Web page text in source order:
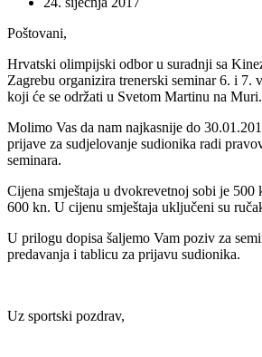
Poštovani,
Hrvatski olimpijski odbor u suradnji sa
Zagrebu organizira trenerski seminar 6. i 7.
koji će se održati u Svetom Martinu na Muri.
Molimo Vas da nam najkasnije do
prijave za sudjelovanje sudionika radi
seminara.
Cijena smještaja u dvokrevetnoj sobi je 500
600 kn. U cijenu smještaja uključeni su
U prilogu dopisa šaljemo Vam poziv za
predavanja i tablicu za prijavu sudionika.
Uz sportski pozdrav,